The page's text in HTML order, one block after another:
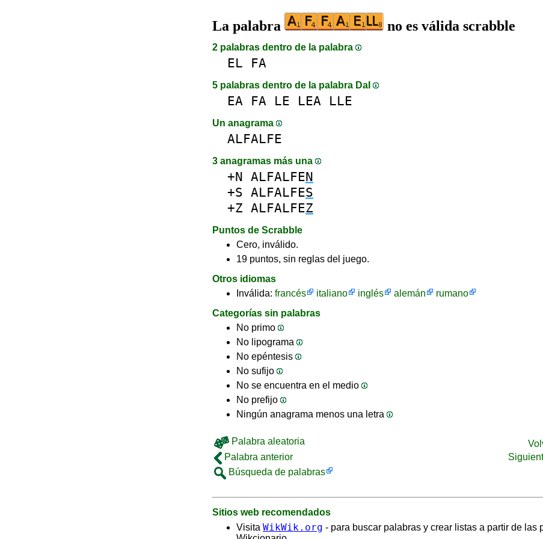
La palabra no es válida scrabble
2 palabras dentro de la palabra
EL FA
5 palabras dentro de la palabra DaI
EA FA LE LEA LLE
Un anagrama
ALFALFE
3 anagramas más una
+N ALFALFEN
+S ALFALFES
+Z ALFALFEZ
Puntos de Scrabble
Cero, inválido.
19 puntos, sin reglas del juego.
Otros idiomas
Inválida: francés italiano inglés alemán
rumano
Categorías sin palabras
No primo
No lipograma
No epéntesis
No sufijo
No se encuentra en el medio
No prefijo
Ningún anagrama menos una letra
Palabra aleatoria
Palabra anterior
Búsqueda de palabras
Sitios web recomendados
Visita WikWik.org - para buscar palabras y crear listas a partir de las